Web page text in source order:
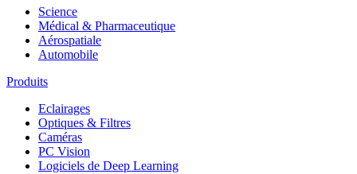
Science
Médical & Pharmaceutique
Aérospatiale
Automobile
Produits
Eclairages
Optiques & Filtres
Caméras
PC Vision
Logiciels de Deep Learning